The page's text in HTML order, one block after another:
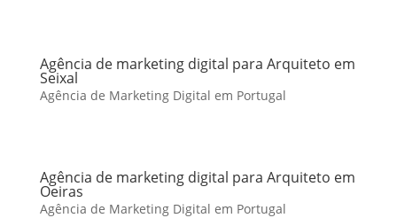
Agência de marketing digital para Arquiteto em
Seixal
Agência de Marketing Digital em Portugal
Agência de marketing digital para Arquiteto em
Oeiras
Agência de Marketing Digital em Portugal